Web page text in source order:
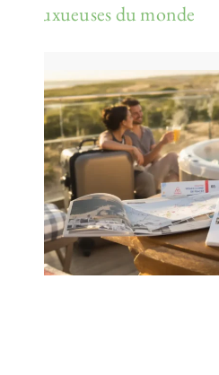
luxueuses du monde